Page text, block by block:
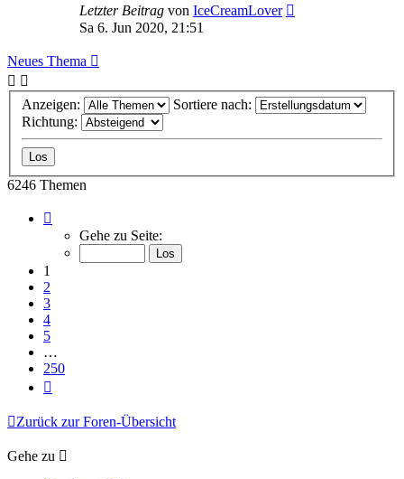
Letzter Beitrag von IceCreamLover
Sa 6. Jun 2020, 21:51
Neues Thema
Anzeigen:
Sortiere nach:
Richtung:
6246 Themen
von
Gehe zu Seite:
1
2
3
4
5
…
250
Zurück zur Foren-Übersicht
Gehe zu